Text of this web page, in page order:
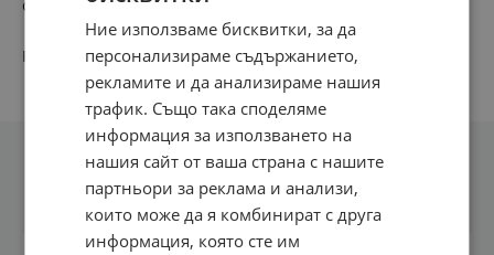
стилно червено и класическо бяло. Комплект от 2 броя.
PN: 66650 AD E31
Техническа информация
Ние използваме бисквитки, за да
персонализираме съдържанието,
рекламите и да анализираме нашия
трафик. Също така споделяме
информация за използването на
нашия сайт от ваша страна с нашите
партньори за реклама и анализи,
които може да я комбинират с друга
информация, която сте им